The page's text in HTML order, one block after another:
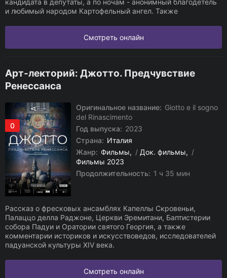
кандидата в депутаты, а по ночам - анонимный благодетель
и любимый народом Картофельный ангел. Также
Смотреть онлайн
Арт-лекторий: Джотто. Предчувствие
Ренессанса
0
Оригинальное название: Giotto e il sogno
del Rinascimento
Год выпуска: 2023
Страна: Италия
Жанр: Фильмы / Док. фильмы
/
Фильмы 2023
Продолжительность: 1 ч 35 мин
Рассказ о фресковых ансамблях Капеллы Скровеньи,
Палаццо делла Раджоне, Церкви Эремитани, Баптистерии
собора Падуи и Оратории святого Георгия, а также
комментарии историков и искусствоведов, исследователей
падуанской культуры XIV века.
Смотреть онлайн